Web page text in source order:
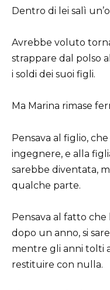
Dentro di lei salì
Avrebbe voluto
strappare dal polso
i soldi dei suoi figli.
Ma Marina rimase
Pensava al figlio,
ingegnere, e alla
sarebbe diventata,
qualche parte.
Pensava al fatto che
dopo un anno, si
mentre gli anni tolti
restituire con nulla.